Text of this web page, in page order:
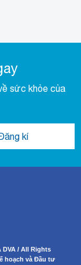
sức khỏe của
DVA / All Rights
hoạch và Đầu tư